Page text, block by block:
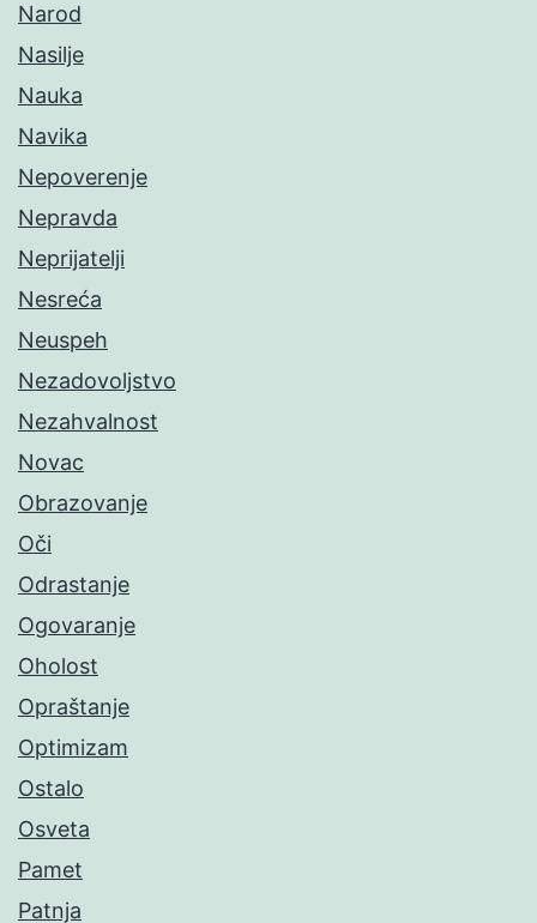
Narod
Nasilje
Nauka
Navika
Nepoverenje
Nepravda
Neprijatelji
Nesreća
Neuspeh
Nezadovoljstvo
Nezahvalnost
Novac
Obrazovanje
Oči
Odrastanje
Ogovaranje
Oholost
Opraštanje
Optimizam
Ostalo
Osveta
Pamet
Patnja